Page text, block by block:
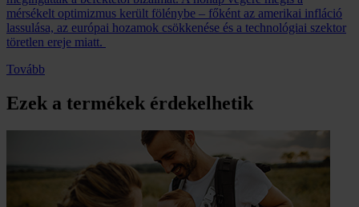
mérsékelt optimizmus került fölénybe – főként az amerikai infláció
lassulása, az európai hozamok csökkenése és a technológiai szektor
töretlen ereje miatt.
Tovább
Ezek a termékek érdekelhetik